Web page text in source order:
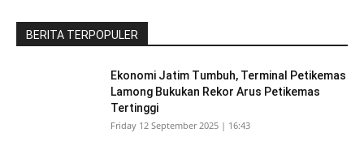
BERITA TERPOPULER
Ekonomi Jatim Tumbuh, Terminal Petikemas
Lamong Bukukan Rekor Arus Petikemas
Tertinggi
Friday 12 September 2025 | 16:43